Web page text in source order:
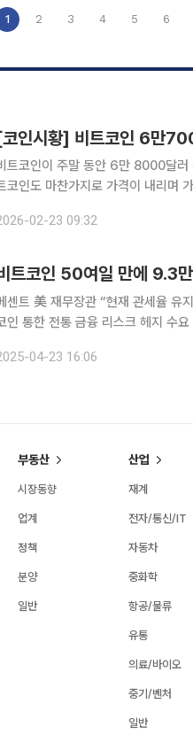
1 2 3 4 5 6
인시황] 비트코인 6만
트코인이 주말 동안 6만 8000달
코인도 마찬가지로 가격이 내리며
것이라 전망했다. 글로벌
02-23 09:32
트코인 50여일 만에 9.3
센트 美 재무장관 “현재 관세율 유
인 통한 전통 금융 리스크 헤지 수
기대감과 전통 금융 리스크 헤지
04-23 16:06
부동산
시장동향
업계
정책
분양
일반
산업
재계
전자/통신/IT
자동차
중화학
항공/물류
유통
의료/바이오
중기/벤처
일반